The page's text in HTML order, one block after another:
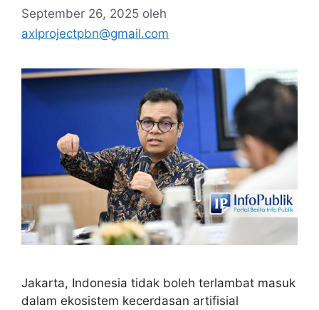
September 26, 2025 oleh
axlprojectpbn@gmail.com
Jakarta, Indonesia tidak boleh terlambat masuk
dalam ekosistem kecerdasan artifisial